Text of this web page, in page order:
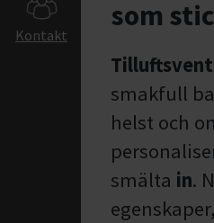
Kontakt
som
smakfull
helst och
smälta in.